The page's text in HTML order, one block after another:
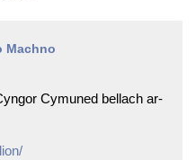
Machno
Cymuned bellach ar-